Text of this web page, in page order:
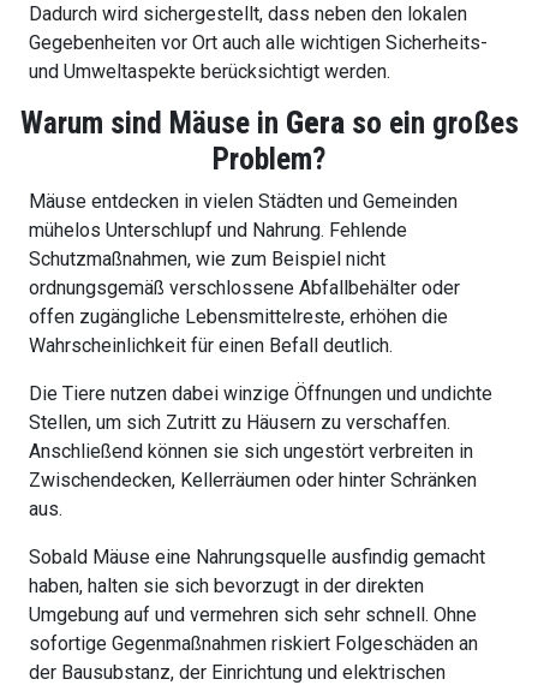
Dadurch wird sichergestellt, dass neben den lokalen
Gegebenheiten vor Ort auch alle wichtigen Sicherheits-
und Umweltaspekte berücksichtigt werden.
Warum sind Mäuse in Gera so ein großes
Problem?
Mäuse entdecken in vielen Städten und Gemeinden
mühelos Unterschlupf und Nahrung. Fehlende
Schutzmaßnahmen, wie zum Beispiel nicht
ordnungsgemäß verschlossene Abfallbehälter oder
offen zugängliche Lebensmittelreste, erhöhen die
Wahrscheinlichkeit für einen Befall deutlich.
Die Tiere nutzen dabei winzige Öffnungen und undichte
Stellen, um sich Zutritt zu Häusern zu verschaffen.
Anschließend können sie sich ungestört verbreiten in
Zwischendecken, Kellerräumen oder hinter Schränken
aus.
Sobald Mäuse eine Nahrungsquelle ausfindig gemacht
haben, halten sie sich bevorzugt in der direkten
Umgebung auf und vermehren sich sehr schnell. Ohne
sofortige Gegenmaßnahmen riskiert Folgeschäden an
der Bausubstanz, der Einrichtung und elektrischen